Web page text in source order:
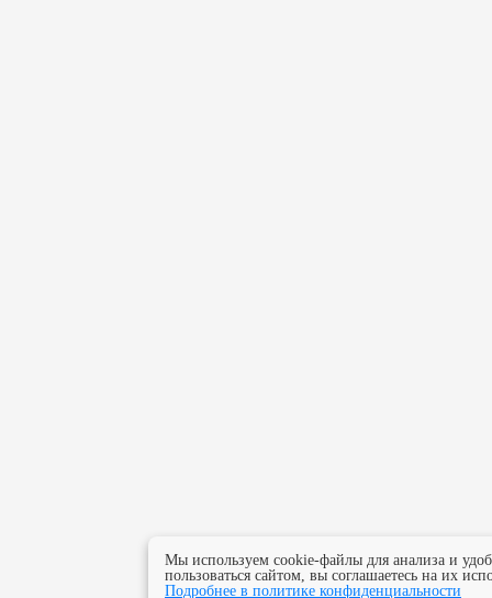
Мы используем cookie-файлы для анализа и
пользоваться сайтом, вы соглашаетесь на их
Подробнее в политике конфиденциальности